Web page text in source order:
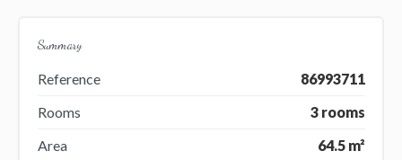
Summary
Reference
86993711
Rooms
3 rooms
Area
64.5 m²